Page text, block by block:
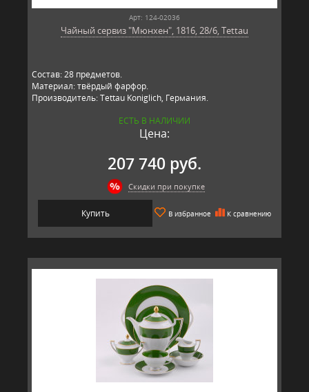
Арт: 124-02036
Чайный сервиз "Мюнхен", 1816, 28/6, Tettau
Состав: 28 предметов.
Материал: твёрдый фарфор.
Производитель: Tettau Koniglich, Германия.
ЕСТЬ В НАЛИЧИИ
Цена:
207 740 руб.
Скидки при покупке
Купить В избранное К сравнению